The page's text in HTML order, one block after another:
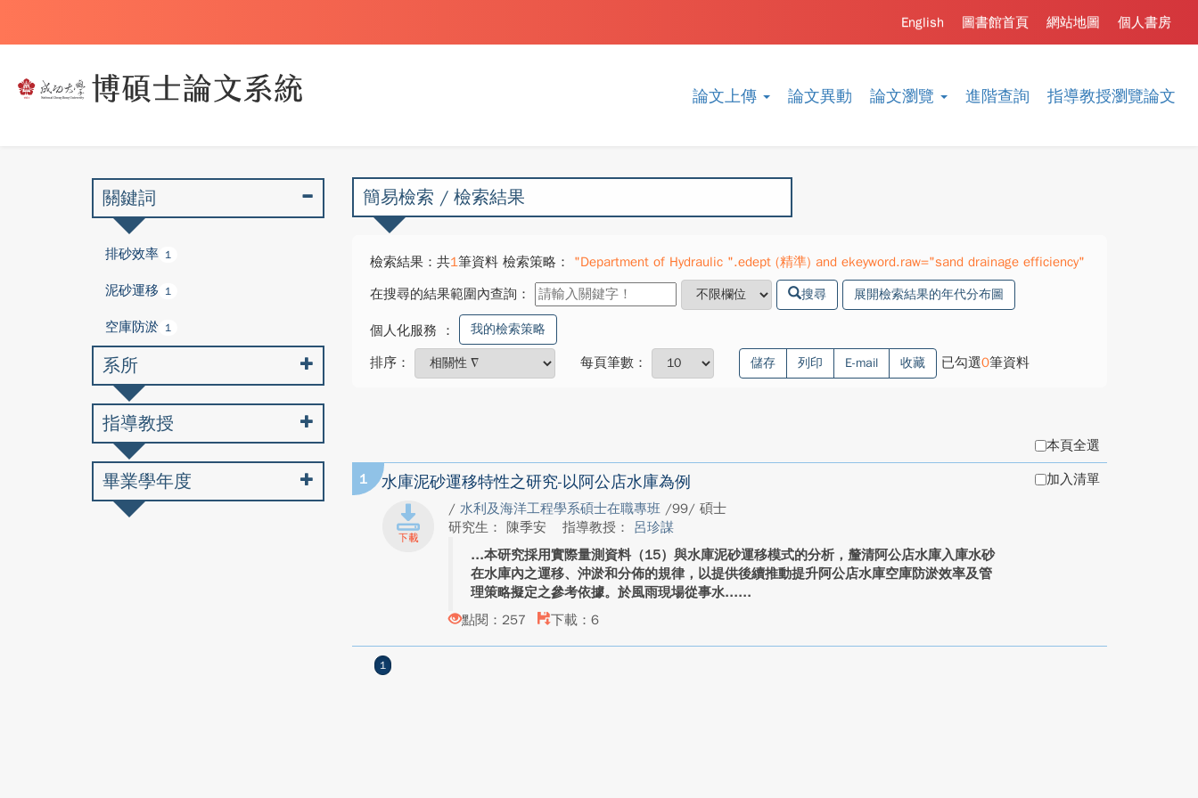
論文上傳 論文異動 論文瀏覽 進階查詢 指導教授瀏覽論文
個人書房
網站地圖
圖書館首頁
English
簡易檢索 / 檢索結果
檢索結果：共1筆資料 檢索策略：
"Department of Hydraulic ".edept (精準) and ekeyword.raw="sand drainage efficiency"
在搜尋的結果範圍內查詢：
搜尋 展開檢索結果的年代分布圖
個人化服務 ： 我的檢索策略
排序： 每頁筆數： 儲存 列印 E-mail 收藏 已勾選0筆資料
本頁全選
1 水庫泥砂運移特性之研究-以阿公店水庫為例
/ 水利及海洋工程學系碩士在職專班 /99/ 碩士
研究生： 陳季安
指導教授： 呂珍謀
本研究採用實際量測資料（15）與水庫泥砂運移模式的分析，釐清阿公店水庫入庫水砂
在水庫內之運移、沖淤和分佈的規律，以提供後續推動提升阿公店水庫空庫防淤效率及管
理策略擬定之參考依據。於風雨現場從事水...
點閱：257
下載：6
加入清單
1
關鍵詞
排砂效率 1
泥砂運移 1
空庫防淤 1
系所
指導教授
畢業學年度